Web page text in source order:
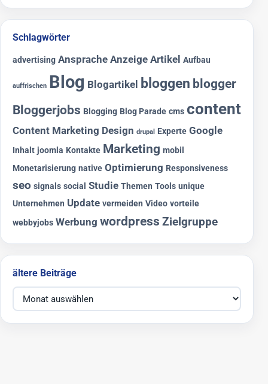
Schlagwörter
advertising Ansprache Anzeige Artikel Aufbau
auffrischen Blog Blogartikel bloggen blogger
Bloggerjobs Blogging Blog Parade cms content
Content Marketing Design drupal Experte Google
Inhalt joomla Kontakte Marketing mobil
Monetarisierung native Optimierung Responsiveness
seo signals social Studie Themen Tools unique
Unternehmen Update vermeiden Video vorteile
webbyjobs Werbung wordpress Zielgruppe
ältere Beiträge
ältere Beiträge